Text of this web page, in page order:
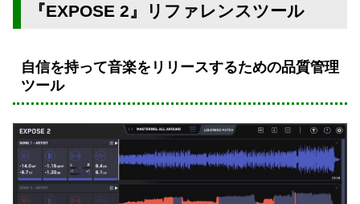
『EXPOSE 2』リファレンスツール
自信を持って音楽をリリースするための品質管理
ツール